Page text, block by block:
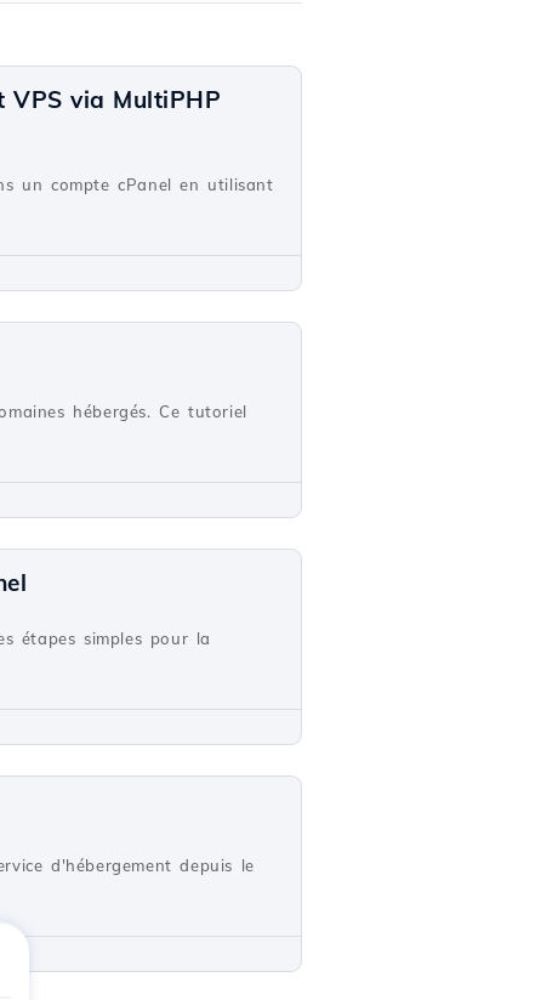
VPS via MultiPHP
un compte cPanel en utilisant
hébergés. Ce tutoriel
étapes simples pour la
d'hébergement depuis le